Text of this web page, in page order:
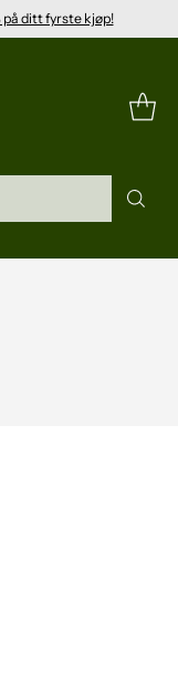
på ditt fyrste kjøp!